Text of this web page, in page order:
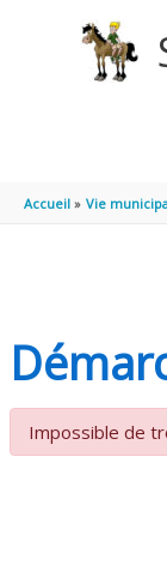
Accueil Vie
Impossible de